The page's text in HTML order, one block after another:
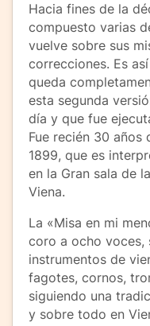
Hacia fines de la
compuesto varias
vuelve sobre sus
correcciones. Es
queda
esta segunda
día y que fue
Fue recién 30 años
1899, que es
en la Gran sala de
Viena.
La «Misa en mi
coro a ocho voces,
instrumentos de
fagotes, cornos,
siguiendo una
y sobre todo en